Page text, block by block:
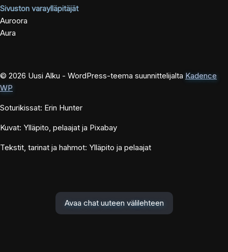
Sivuston varaylläpitäjät
Auroora
Aura
© 2026 Uusi Alku - WordPress-teema suunnittelijalta Kadence
WP
Soturikissat: Erin Hunter
Kuvat: Ylläpito, pelaajat ja Pixabay
Tekstit, tarinat ja hahmot: Ylläpito ja pelaajat
Avaa chat uuteen välilehteen